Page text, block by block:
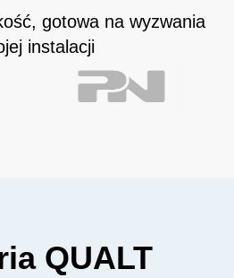
gotowa na wyzwania
instalacji
QUALT